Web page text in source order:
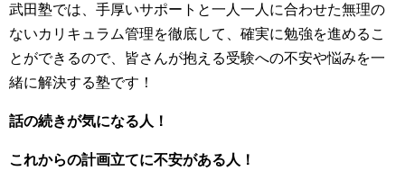
武田塾では、手厚いサポートと一人一人に合わせた無理の
ないカリキュラム管理を徹底して、確実に勉強を進めるこ
とができるので、皆さんが抱える受験への不安や悩みを一
緒に解決する塾です！
話の続きが気になる人！
これからの計画立てに不安がある人！